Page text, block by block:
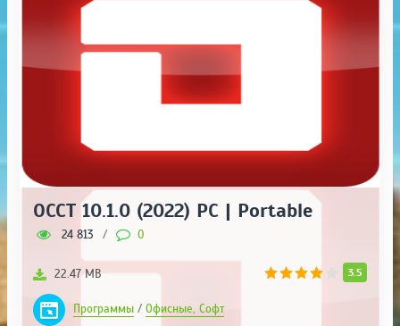
OCCT 10.1.0 (2022) PC | Portable
24 813 / 0
3.5
22.47 MB
Программы / Офисные, Софт